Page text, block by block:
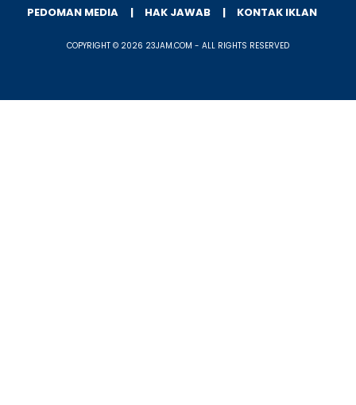
PEDOMAN MEDIA
HAK JAWAB KONTAK IKLAN
COPYRIGHT © 2026 23JAM.COM - ALL RIGHTS RESERVED